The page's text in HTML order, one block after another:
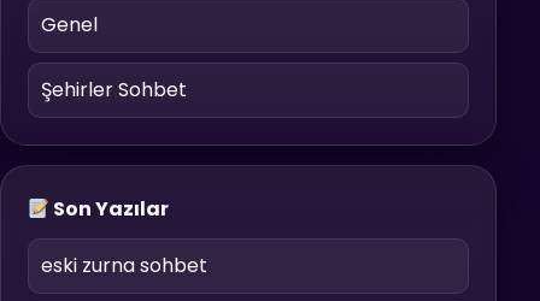
Genel
Şehirler Sohbet
Son Yazılar
eski zurna sohbet